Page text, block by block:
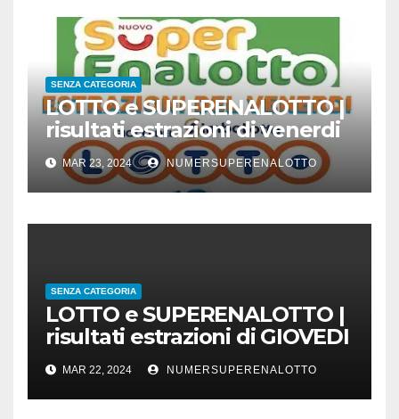
SENZA CATEGORIA
LOTTO e SUPERENALOTTO |
risultati estrazioni di venerdi
22 marzo 2024
MAR 23, 2024 NUMERSUPERENALOTTO
SENZA CATEGORIA
LOTTO e SUPERENALOTTO |
risultati estrazioni di GIOVEDI
21 marzo 2024
MAR 22, 2024 NUMERSUPERENALOTTO